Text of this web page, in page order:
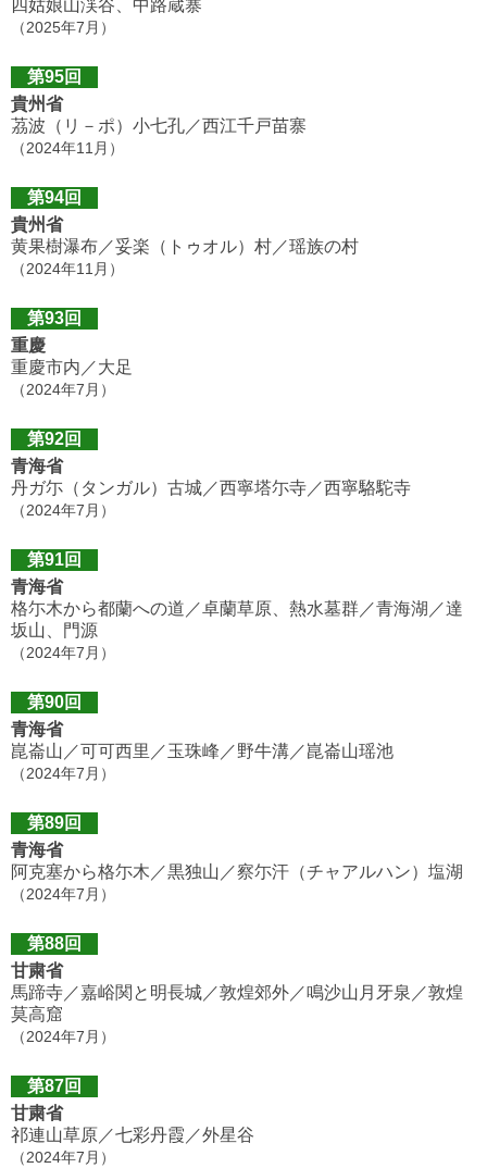
四姑娘山渓谷、中路蔵寨
（2025年7月）
第95回
貴州省
茘波（リ－ポ）小七孔／西江千戸苗寨
（2024年11月）
第94回
貴州省
黄果樹瀑布／妥楽（トゥオル）村／瑶族の村
（2024年11月）
第93回
重慶
重慶市内／大足
（2024年7月）
第92回
青海省
丹ガ尓（タンガル）古城／西寧塔尓寺／西寧駱駝寺
（2024年7月）
第91回
青海省
格尓木から都蘭への道／卓蘭草原、熱水墓群／青海湖／達
坂山、門源
（2024年7月）
第90回
青海省
崑崙山／可可西里／玉珠峰／野牛溝／崑崙山瑶池
（2024年7月）
第89回
青海省
阿克塞から格尓木／黒独山／察尓汗（チャアルハン）塩湖
（2024年7月）
第88回
甘粛省
馬蹄寺／嘉峪関と明長城／敦煌郊外／鳴沙山月牙泉／敦煌
莫高窟
（2024年7月）
第87回
甘粛省
祁連山草原／七彩丹霞／外星谷
（2024年7月）